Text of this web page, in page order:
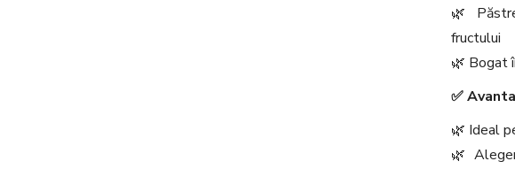
🌿
fructului
🌿 Bogat
✅
🌿 Ideal
🌿